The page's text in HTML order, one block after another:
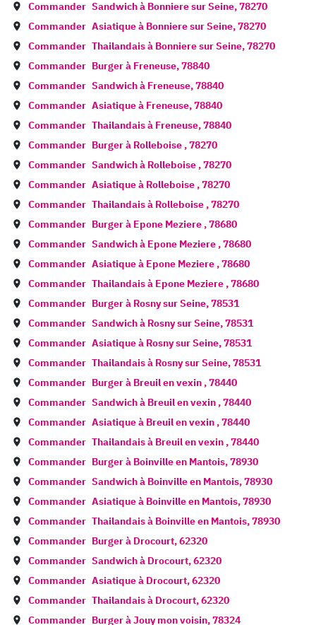
Commander Sandwich à Bonniere sur Seine,78270
Commander Asiatique à Bonniere sur Seine,78270
Commander Thailandais à Bonniere sur Seine,78270
Commander Burger à Freneuse,78840
Commander Sandwich à Freneuse,78840
Commander Asiatique à Freneuse,78840
Commander Thailandais à Freneuse,78840
Commander Burger à Rolleboise ,78270
Commander Sandwich à Rolleboise ,78270
Commander Asiatique à Rolleboise ,78270
Commander Thailandais à Rolleboise ,78270
Commander Burger à Epone Meziere ,78680
Commander Sandwich à Epone Meziere ,78680
Commander Asiatique à Epone Meziere ,78680
Commander Thailandais à Epone Meziere ,78680
Commander Burger à Rosny sur Seine,78531
Commander Sandwich à Rosny sur Seine,78531
Commander Asiatique à Rosny sur Seine,78531
Commander Thailandais à Rosny sur Seine,78531
Commander Burger à Breuil en vexin ,78440
Commander Sandwich à Breuil en vexin ,78440
Commander Asiatique à Breuil en vexin ,78440
Commander Thailandais à Breuil en vexin ,78440
Commander Burger à Boinville en Mantois,78930
Commander Sandwich à Boinville en Mantois,78930
Commander Asiatique à Boinville en Mantois,78930
Commander Thailandais à Boinville en Mantois,78930
Commander Burger à Drocourt,62320
Commander Sandwich à Drocourt,62320
Commander Asiatique à Drocourt,62320
Commander Thailandais à Drocourt,62320
Commander Burger àJouy mon voisin,78324